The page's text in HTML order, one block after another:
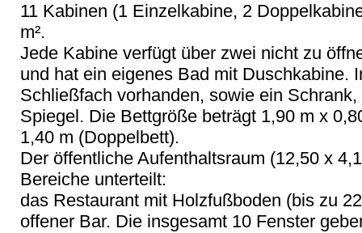
11 Kabinen (1 Einzelkabine, 2
m².
Jede Kabine verfügt über zwei nicht zu
und hat ein eigenes Bad mit Duschkabine.
Schließfach vorhanden, sowie ein
Spiegel. Die Bettgröße beträgt 1,90 m x
1,40 m (Doppelbett).
Der öffentliche Aufenthaltsraum (12,50 x
Bereiche unterteilt:
das Restaurant mit Holzfußboden (bis zu
offener Bar. Die insgesamt 10 Fenster